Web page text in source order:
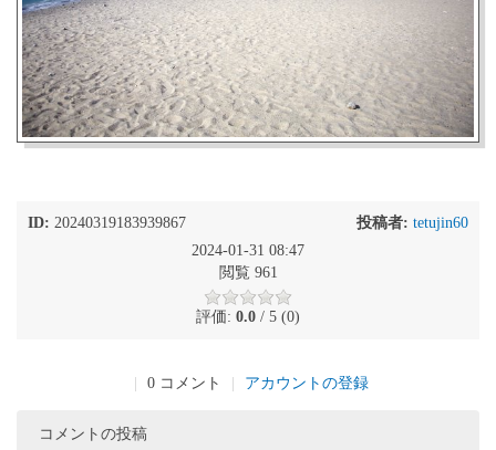
ID: 20240319183939867 投稿者: tetujin60
2024-01-31 08:47
閲覧 961
評価: 0.0 / 5 (0)
0 コメント アカウントの登録
コメントの投稿